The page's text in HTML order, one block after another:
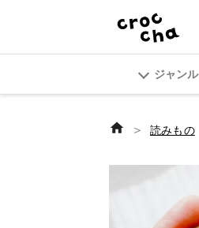
ジャンル
＞ 読みもの